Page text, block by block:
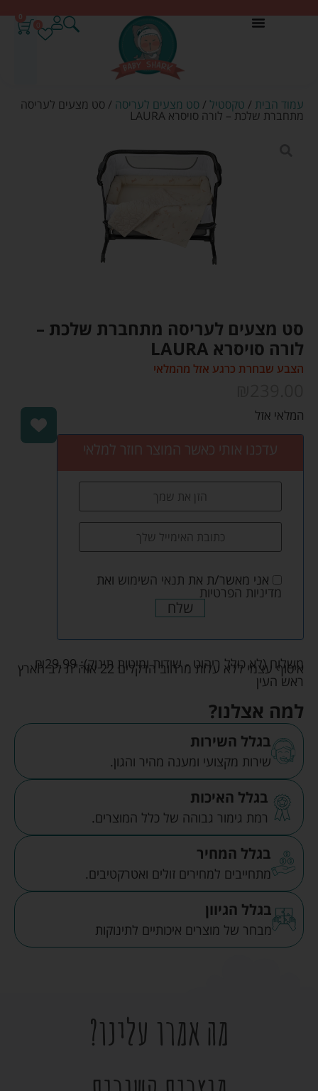
0
עמוד הבית / טקסטיל / סט מצעים לעריסה / סט מצעים לעריסה
מתחברת שלכת – לורה סויסרא LAURA
סט מצעים לעריסה מתחברת שלכת –
לורה סויסרא LAURA
הצבע שבחרת כרגע אזל מהמלאי
המלאי אזל
עדכנו אותי כאשר המוצר חוזר למלאי
אני מאשר/ת את תנאי השימוש ואת
מדיניות הפרטיות
שלח
משלוח (לא כולל ריהוט - שידות ומיטות תינוק): ₪29.99
איסוף עצמי ללא עלות מרחוב הדקלים 22 אזה"ת לב הארץ
ראש העין
למה אצלנו?
בגלל השירות
שירות מקצועי ומענה מהיר והגון.
בגלל האיכות
רמת גימור גבוהה של כלל המוצרים.
בגלל המחיר
מתחייבים למחירים זולים ואטרקטיבים.
בגלל הגיוון
מבחר של מוצרים איכותיים לתינוקות
מה אמרו עלינו?